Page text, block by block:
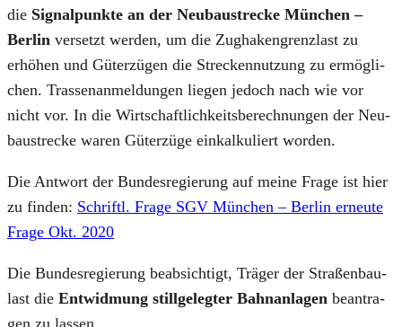
die Signal­punk­te an der Neu­bau­stre­cke Mün­chen –
Ber­lin ver­setzt wer­den, um die Zug­ha­ken­grenz­last zu
erhö­hen und Güter­zü­gen die Stre­cken­nut­zung zu ermög­li­
chen. Tras­sen­an­mel­dun­gen lie­gen jedoch nach wie vor
nicht vor. In die Wirt­schaft­lich­keits­be­rech­nun­gen der Neu­
bau­stre­cke waren Güter­zü­ge ein­kal­ku­liert wor­den.
Die Ant­wort der Bun­des­re­gie­rung auf mei­ne Fra­ge ist hier
zu fin­den: Schriftl. Fra­ge SGV Mün­chen – Ber­lin erneu­te
Fra­ge Okt. 2020
Die Bun­des­re­gie­rung beab­sich­tigt, Trä­ger der Stra­ßen­bau­
last die Ent­wid­mung still­ge­leg­ter Bahn­an­la­gen bean­tra­
gen zu las­sen.